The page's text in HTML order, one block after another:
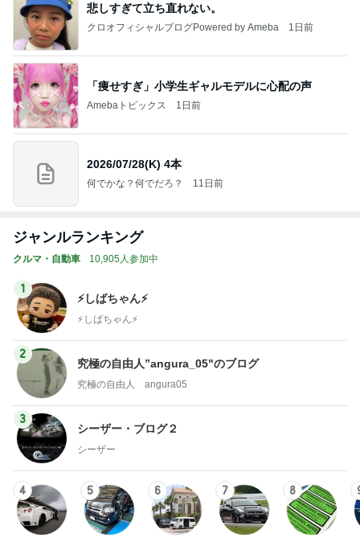
悲しすぎて立ち直れない。
クロオフィシャルブログPowered by Ameba 1日前
「痩せすぎ」小学生ギャルモデルに心配の声
Amebaトピックス 1日前
2026/07/28(K) 4本
何でかな？何でだろ？ 11日前
ジャンルランキング
クルマ・自動車 10,905人参加中
1
⚡️しばちゃん⚡
⚡️しばちゃん⚡️
2
究極の自由人”angura_05"のブログ
究極の自由人 angura05
3
シーザー・ブログ２
シーザー
4 5 6 7 8